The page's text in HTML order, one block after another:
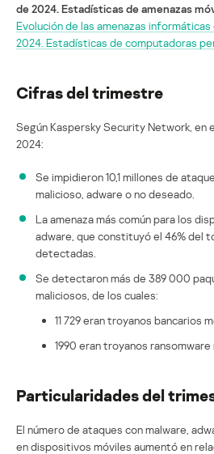
de 2024. Estadísticas de amenazas
Evolución de las amenazas
2024. Estadísticas de computadoras
Cifras del trimestre
Según Kaspersky Security Network, en
2024:
Se impidieron 10,1 millones de
malicioso, adware o no deseado.
La amenaza más común para los
adware, que constituyó el 46% del
detectadas.
Se detectaron más de 389 000
maliciosos, de los cuales:
11 729 eran troyanos bancarios
1990 eran troyanos ransomware
Particularidades del
El número de ataques con malware,
en dispositivos móviles aumentó en